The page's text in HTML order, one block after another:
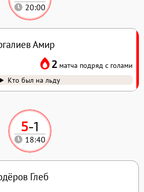
5-1
18:40
Глеб
20:00
Амир
2 матча подряд с голами
Кто был на льду